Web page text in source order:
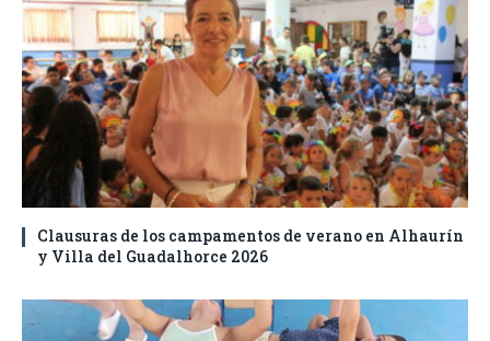
Clausuras de los campamentos de verano en Alhaurín
y Villa del Guadalhorce 2026